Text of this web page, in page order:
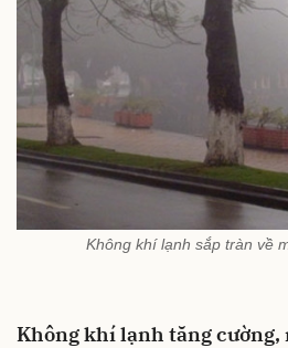
Không khí lạnh sắp tràn về
Không khí lạnh tăng cường,